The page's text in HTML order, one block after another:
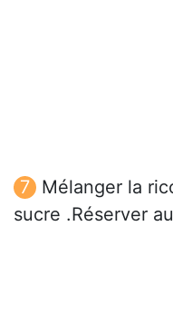
Mélanger la
sucre .Réserver